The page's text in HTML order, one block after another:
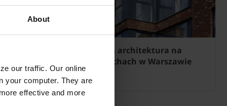
About
our traffic. Our online
your computer. They are
effective and more
Nowoczesna architektura na
Starych Włochach w Warszawie
Więcej »